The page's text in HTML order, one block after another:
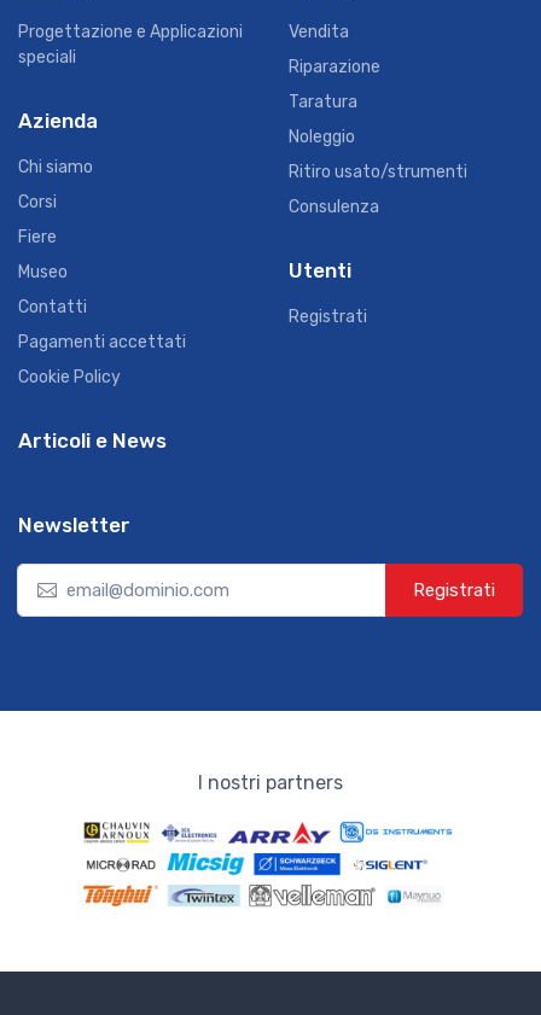
Progettazione e Applicazioni
speciali
Azienda
Chi siamo
Corsi
Fiere
Museo
Contatti
Pagamenti accettati
Cookie Policy
Vendita
Riparazione
Taratura
Noleggio
Ritiro usato/strumenti
Consulenza
Utenti
Registrati
Articoli e News
Newsletter
Registrati
I nostri partners